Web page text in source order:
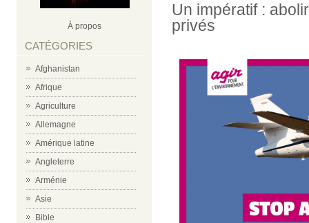
À propos
CATÉGORIES
Afghanistan
Afrique
Agriculture
Allemagne
Amérique latine
Angleterre
Arménie
Asie
Bible
Un impératif :
privés